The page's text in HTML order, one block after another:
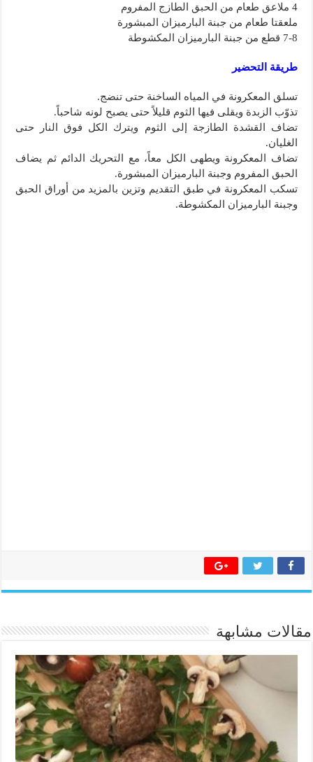
4 ملاعق طعام من الحبق الطازج المفروم
ملعقتا طعام من جبنة البارميزان المبشورة
7-8 قطع من جبنة البارميزان المكشوطة
طريقة التحضير
تسلق المعكرونة في المياه الساخنة حتى تنضج.
تذوّب الزبدة ويقلى فيها الثوم قليلاً حتى يصبح لونه شاحباً.
تضاف القشدة الطازجة إلى الثوم ويترك الكل فوق النار حتى
الغليان.
تضاف المعكرونة ويطهى الكل معاً، مع التحريك الدائم ثم يضاف
الحبق المفروم وجبنة البارميزان المبشورة.
تسكب المعكرونة في طبق التقديم وتزين بالمزيد من أوراق الحبق
وجبنة البارميزان المكشوطة.
مقالات مشابهة